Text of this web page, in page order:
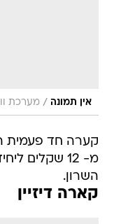
אין תמונה / מערכת
קערה חד פעמית
השרון.
קארה דיזיין